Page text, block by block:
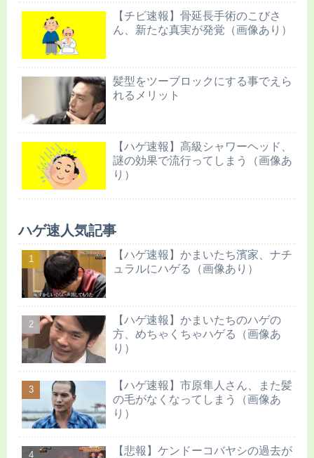
【チビ速報】骨延長手術のこびさ
ん、新たな真実が発覚（画像あり）
髪型をツーブロックにする事でえら
れるメリット
【ハゲ速報】高級シャワーヘッド、
謎の効果で流行ってしまう（画像あ
り）
ハゲ速人気記事
【ハゲ速報】かまいたち濱家、ナチ
ュラルにハゲる（画像あり）
【ハゲ速報】かまいたちのハゲの
方、めちゃくちゃハゲる（画像あ
り）
【ハゲ速報】市原隼人さん、また髪
の毛がなくなってしまう（画像あ
り）
【悲報】ケンドーコバヤシの過去が